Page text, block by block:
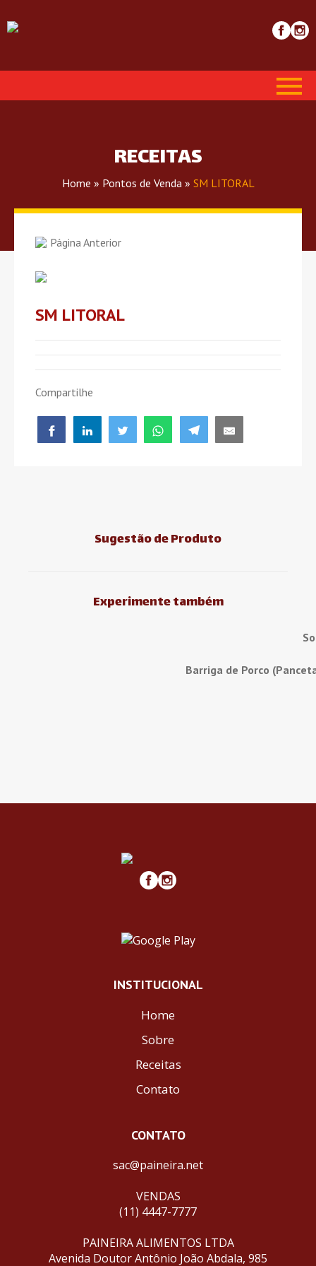
RECEITAS
Home » Pontos de Venda » SM LITORAL
Página Anterior
SM LITORAL
Compartilhe
Sugestão de Produto
Experimente também
Barriga de Porco
INSTITUCIONAL
Home
Sobre
Receitas
Contato
CONTATO
sac@paineira.net
VENDAS
(11) 4447-7777
PAINEIRA ALIMENTOS LTDA
Avenida Doutor Antônio João Abdala, 985